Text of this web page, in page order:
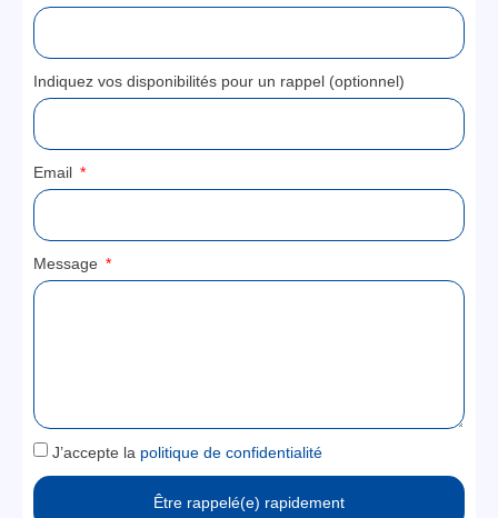
Indiquez vos disponibilités pour un rappel (optionnel)
Email
Message
J’accepte la politique de confidentialité
Être rappelé(e) rapidement